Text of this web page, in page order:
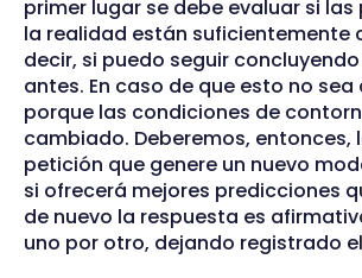
primer lugar se debe evaluar si
la realidad están suficientemente
decir, si puedo seguir
antes. En caso de que esto no sea
porque las condiciones de
cambiado. Deberemos, entonces,
petición que genere un nuevo
si ofrecerá mejores predicciones
de nuevo la respuesta es
uno por otro, dejando registrado